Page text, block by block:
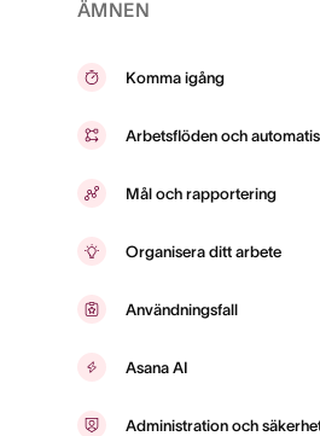
ÄMNEN
Komma igång
Arbetsflöden och
Mål och rapportering
Organisera ditt arbete
Användningsfall
Asana AI
Administration och